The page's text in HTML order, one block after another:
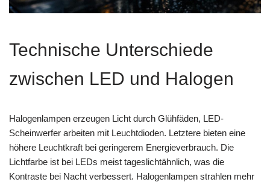
Technische Unterschiede
zwischen LED und Halogen
Halogenlampen erzeugen Licht durch Glühfäden, LED-
Scheinwerfer arbeiten mit Leuchtdioden. Letztere bieten eine
höhere Leuchtkraft bei geringerem Energieverbrauch. Die
Lichtfarbe ist bei LEDs meist tageslichtähnlich, was die
Kontraste bei Nacht verbessert. Halogenlampen strahlen mehr